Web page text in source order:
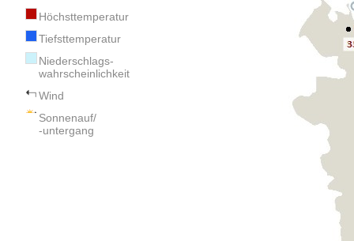
Höchsttemperatur
Tiefsttemperatur
Niederschlags-
wahrscheinlichkeit
Wind
Sonnenauf/
-untergang